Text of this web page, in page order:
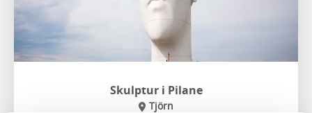
Skulptur i Pilane
Tjörn